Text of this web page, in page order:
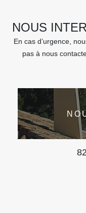
NOUS
En cas d’urgence,
pas à nous